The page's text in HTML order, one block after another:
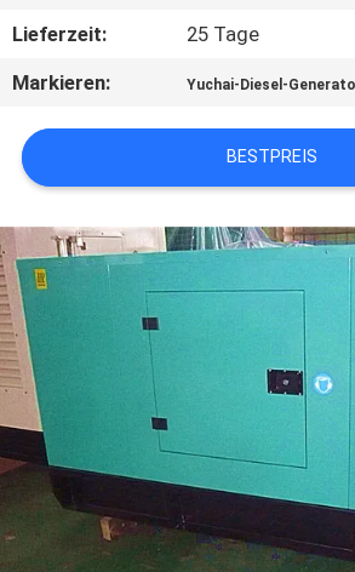
IN
VERBINDUNG
FORDERN
SIE EIN
ZITAT
SITEMAP
PRIVACY
POLICY
Lieferzeit:
25 Tage
Markieren:
Yuchai-Diesel-
BESTPREIS